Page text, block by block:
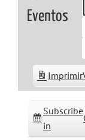
Eventos
Subscribe
in
Imprimir